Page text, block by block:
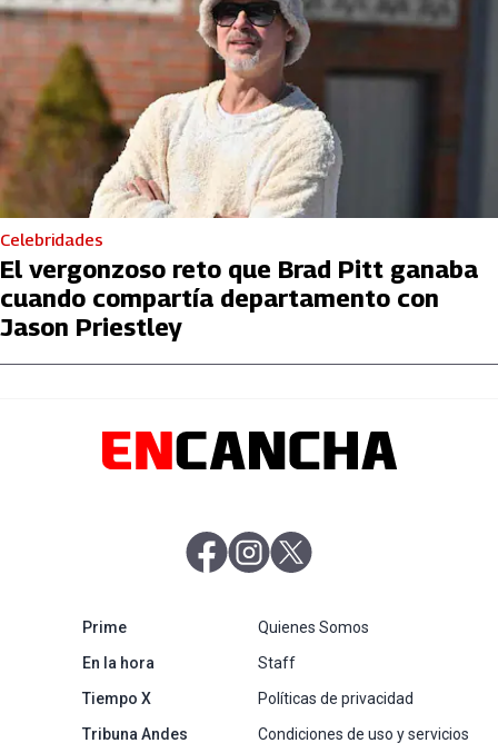
Celebridades
El vergonzoso reto que Brad Pitt ganaba
cuando compartía departamento con
Jason Priestley
abre en nueva pestaña
abre en nueva pestaña
Primeabre en nueva pestaña
En la horaabre en nueva pestaña
Tiempo Xabre en nueva pestaña
Tribuna Andesabre en nueva pestaña
Quienes Somos
Staff
Políticas de privacidad
Condiciones de uso y servicios